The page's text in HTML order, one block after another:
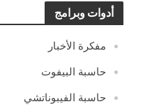
أدوات وبرامج
مفكرة الأخبار
حاسبة البيفوت
حاسبة الفيبوناتشي